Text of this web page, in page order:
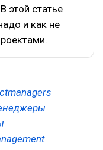
этой статье
и как не